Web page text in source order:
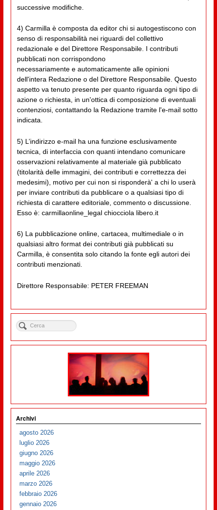
successive modifiche.
4) Carmilla è composta da editor chi si autogestiscono con
senso di responsabilità nei riguardi del collettivo
redazionale e del Direttore Responsabile. I contributi
pubblicati non corrispondono
necessariamente e automaticamente alle opinioni
dell'intera Redazione o del Direttore Responsabile. Questo
aspetto va tenuto presente per quanto riguarda ogni tipo di
azione o richiesta, in un'ottica di composizione di eventuali
contenziosi, contattando la Redazione tramite l'e-mail sotto
indicata.
5) L’indirizzo e-mail ha una funzione esclusivamente
tecnica, di interfaccia con quanti intendano comunicare
osservazioni relativamente al materiale già pubblicato
(titolarità delle immagini, dei contributi e correttezza dei
medesimi), motivo per cui non si risponderà' a chi lo userà
per inviare contributi da pubblicare o a qualsiasi tipo di
richiesta di carattere editoriale, commento o discussione.
Esso è: carmillaonline_legal chiocciola libero.it
6) La pubblicazione online, cartacea, multimediale o in
qualsiasi altro format dei contributi già pubblicati su
Carmilla, è consentita solo citando la fonte egli autori dei
contributi menzionati.
Direttore Responsabile: PETER FREEMAN
Archivi
agosto 2026
luglio 2026
giugno 2026
maggio 2026
aprile 2026
marzo 2026
febbraio 2026
gennaio 2026